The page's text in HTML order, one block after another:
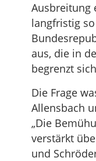
Ausbreitung
langfristig
aus, die in
begrenzt
Die Frage
Allensbach
„Die
verstärkt
und